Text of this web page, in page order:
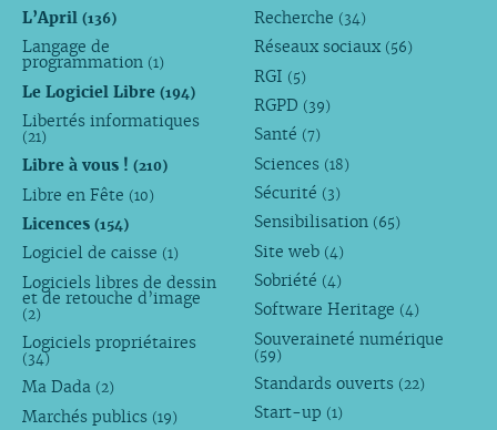
L’April (136)
Langage de
programmation (1)
Le Logiciel Libre (194)
Libertés informatiques
(21)
Libre à vous ! (210)
Libre en Fête (10)
Licences (154)
Logiciel de caisse (1)
Logiciels libres de dessin
et de retouche d’image
(2)
Logiciels propriétaires
(34)
Ma Dada (2)
Marchés publics (19)
Recherche (34)
Réseaux sociaux (56)
RGI (5)
RGPD (39)
Santé (7)
Sciences (18)
Sécurité (3)
Sensibilisation (65)
Site web (4)
Sobriété (4)
Software Heritage (4)
Souveraineté numérique
(59)
Standards ouverts (22)
Start-up (1)